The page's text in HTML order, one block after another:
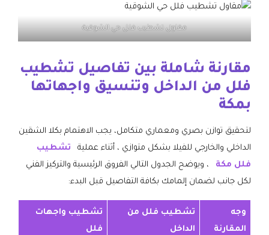
مقاول تشطيب فلل حي الشوقية
​مقارنة شاملة بين تفاصيل تشطيب
فلل من الداخل وتنسيق واجهاتها
بمكة
​لتحقيق توازن بصري ومعماري متكامل، يجب الاهتمام بكلا الشقين
الداخلي والخارجي للفيلا بشكل متوازي ، أثناء عملية
تشطيب
فلل مكة
، ويوضح الجدول التالي الفروق الرئيسية والتركيز الفني
لكل جانب لضمان إلمامك بكافة التفاصيل قبل البدء:
وجه
المقارنة
تشطيب فلل من
الداخل
تشطيب واجهات
فلل